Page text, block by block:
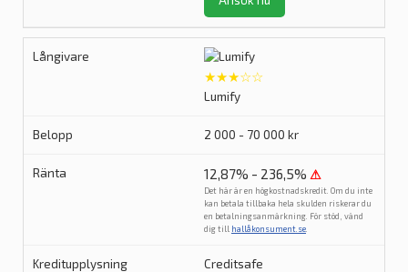
★★★☆☆
Lumify
2 000 - 70 000 kr
12,87% - 236,5% ⚠
Det här är en högkostnadskredit. Om du inte
kan betala tillbaka hela skulden riskerar du
en betalningsanmärkning. För stöd, vänd
dig till hallåkonsument.se
Creditsafe